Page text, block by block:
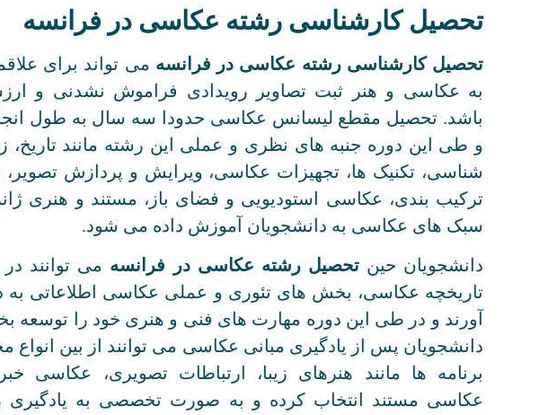
تحصیل کارشناسی رشته عکاسی در فرانسه
تحصیل کارشناسی رشته عکاسی در فرانسه می تواند برای
به عکاسی و هنر ثبت تصاویر رویدادی فراموش نشدنی و
باشد. تحصیل مقطع لیسانس عکاسی حدودا سه سال به طول
و طی این دوره جنبه های نظری و عملی این رشته مانند تاریخ،
شناسی، تکنیک ها، تجهیزات عکاسی، ویرایش و پردازش تصویر،
ترکیب بندی، عکاسی استودیویی و فضای باز، مستند و هنری
سبک های عکاسی به دانشجویان آموزش داده می شود.
دانشجویان حینتحصیل رشته عکاسی در فرانسه می توانند
تاریخچه عکاسی، بخش های تئوری و عملی عکاسی اطلاعاتی
آورند و در طی این دوره مهارت های فنی و هنری خود را توسعه
دانشجویان پس از یادگیری مبانی عکاسی می توانند از بین انواع
برنامه ها مانند هنرهای زیبا، ارتباطات تصویری، عکاسی
عکاسی مستند انتخاب کرده و به صورت تخصصی به یادگیری